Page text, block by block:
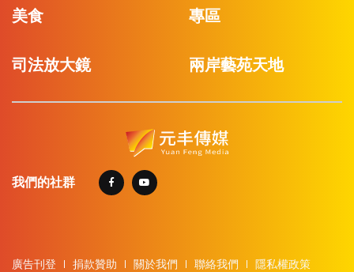
美食 專區
司法放大鏡 兩岸藝苑天地
我們的社群
廣告刊登 捐款贊助 關於我們 聯絡我們 隱私權政策